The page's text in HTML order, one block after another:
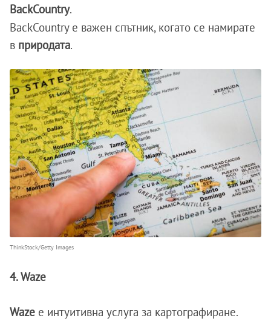
BackCountry.
BackCountry е важен спътник, когато се намирате
в природата.
ThinkStock/Getty Images
4. Waze
Waze е интуитивна услуга за картографиране.